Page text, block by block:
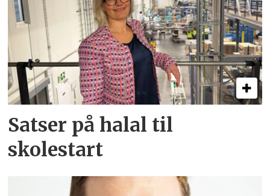
Satser på halal til
skolestart